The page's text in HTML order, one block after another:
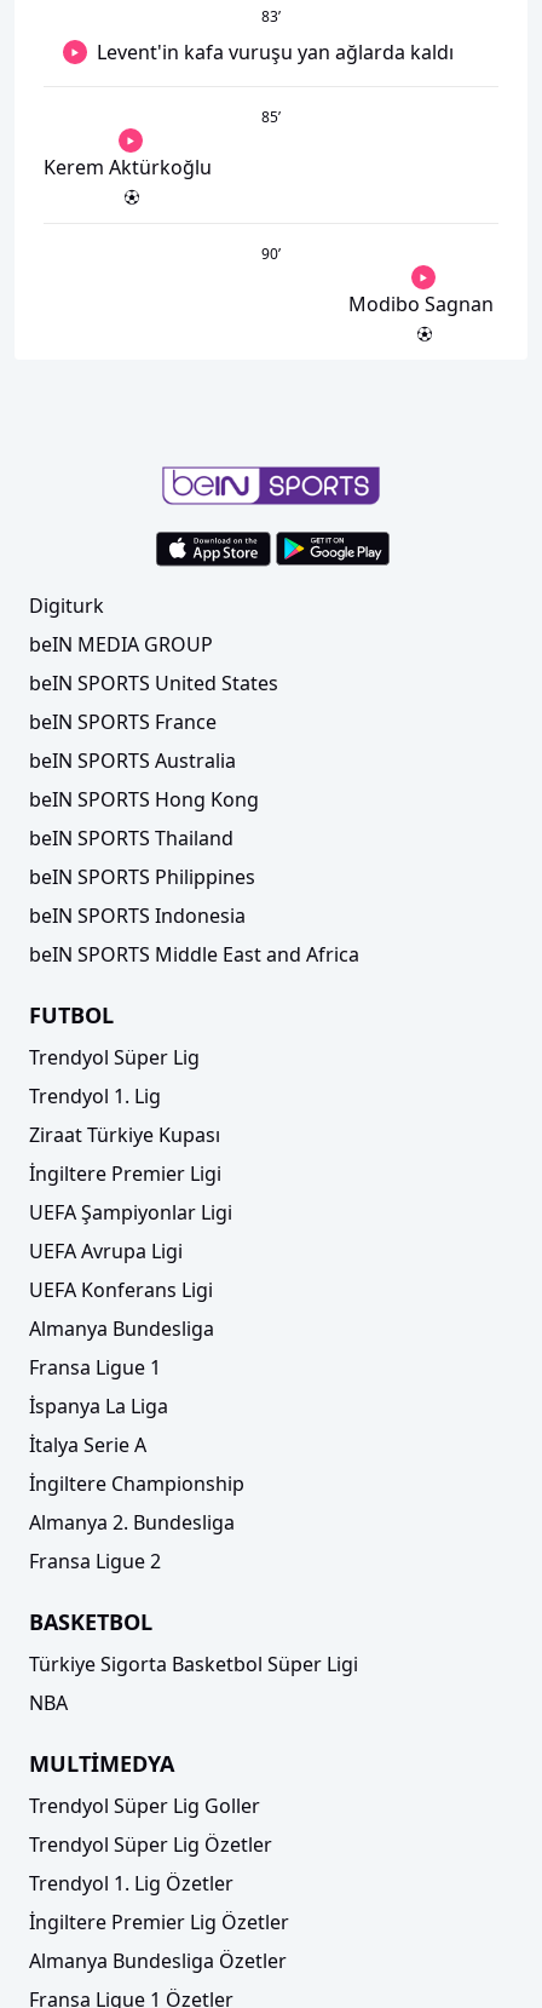
83’
Levent'in kafa vuruşu yan ağlarda kaldı
85’
Kerem Aktürkoğlu
90’
Modibo Sagnan
Digiturk
beIN MEDIA GROUP
beIN SPORTS United States
beIN SPORTS France
beIN SPORTS Australia
beIN SPORTS Hong Kong
beIN SPORTS Thailand
beIN SPORTS Philippines
beIN SPORTS Indonesia
beIN SPORTS Middle East and Africa
FUTBOL
Trendyol Süper Lig
Trendyol 1. Lig
Ziraat Türkiye Kupası
İngiltere Premier Ligi
UEFA Şampiyonlar Ligi
UEFA Avrupa Ligi
UEFA Konferans Ligi
Almanya Bundesliga
Fransa Ligue 1
İspanya La Liga
İtalya Serie A
İngiltere Championship
Almanya 2. Bundesliga
Fransa Ligue 2
BASKETBOL
Türkiye Sigorta Basketbol Süper Ligi
NBA
MULTİMEDYA
Trendyol Süper Lig Goller
Trendyol Süper Lig Özetler
Trendyol 1. Lig Özetler
İngiltere Premier Lig Özetler
Almanya Bundesliga Özetler
Fransa Ligue 1 Özetler